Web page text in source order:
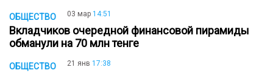
ОБЩЕСТВО 03 мар 14:51
Вкладчиков очередной финансовой пирамиды
обманули на 70 млн тенге
ОБЩЕСТВО 21 янв 17:38